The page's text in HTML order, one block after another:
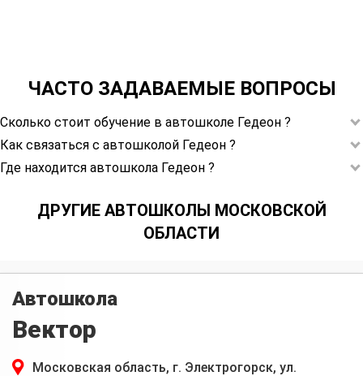
ЧАСТО ЗАДАВАЕМЫЕ ВОПРОСЫ
Сколько стоит обучение в автошколе Гедеон ?
Как связаться с автошколой Гедеон ?
Где находится автошкола Гедеон ?
ДРУГИЕ АВТОШКОЛЫ МОСКОВСКОЙ
ОБЛАСТИ
Автошкола
Вектор
Московская область, г. Электрогорск, ул.